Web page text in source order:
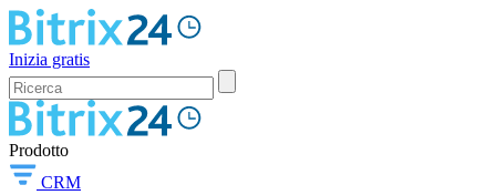
Inizia gratis
Prodotto
CRM